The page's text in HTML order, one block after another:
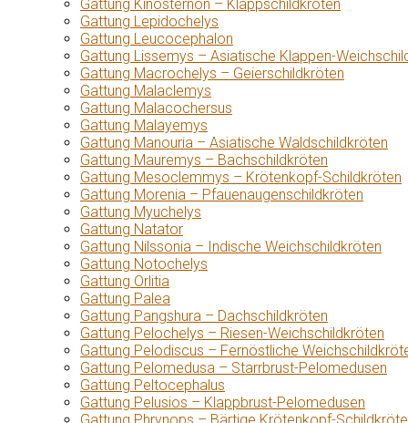
Gattung Kinosternon – Klappschildkröten
Gattung Lepidochelys
Gattung Leucocephalon
Gattung Lissemys – Asiatische Klappen-
Gattung Macrochelys – Geierschildkröten
Gattung Malaclemys
Gattung Malacochersus
Gattung Malayemys
Gattung Manouria – Asiatische Waldschildkröten
Gattung Mauremys – Bachschildkröten
Gattung Mesoclemmys – Krötenkopf-Schildkröten
Gattung Morenia – Pfauenaugenschildkröten
Gattung Myuchelys
Gattung Natator
Gattung Nilssonia – Indische Weichschildkröten
Gattung Notochelys
Gattung Orlitia
Gattung Palea
Gattung Pangshura – Dachschildkröten
Gattung Pelochelys – Riesen-Weichschildkröten
Gattung Pelodiscus – Fernöstliche
Gattung Pelomedusa – Starrbrust-Pelomedusen
Gattung Peltocephalus
Gattung Pelusios – Klappbrust-Pelomedusen